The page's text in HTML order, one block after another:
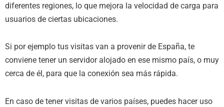
diferentes regiones, lo que mejora la velocidad de carga para
usuarios de ciertas ubicaciones.
Si por ejemplo tus visitas van a provenir de España, te
conviene tener un servidor alojado en ese mismo país, o muy
cerca de él, para que la conexión sea más rápida.
En caso de tener visitas de varios países, puedes hacer uso